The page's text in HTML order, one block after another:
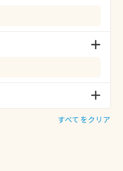
すべてをクリア